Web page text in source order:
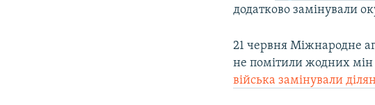
додатково замінували
21 червня Міжнародне
не помітили жодних
війська замінували